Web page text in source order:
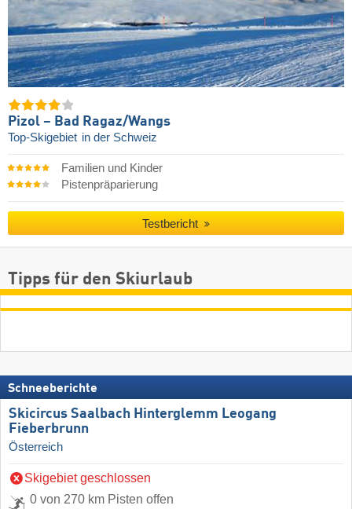
Pizol – Bad Ragaz/​Wangs
Top-Skigebiet in der Schweiz
Familien und Kinder
Pistenpräparierung
Testbericht
Tipps für den Skiurlaub
Schneeberichte
Skicircus Saalbach Hinterglemm Leogang
Fieberbrunn
Österreich
Skigebiet geschlossen
0 von 270 km Pisten offen